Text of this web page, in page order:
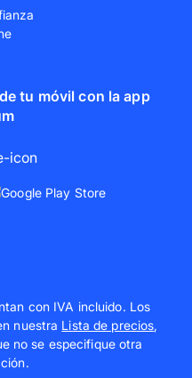
tu móvil con la app
con IVA incluido. Los
nuestra Lista de precios,
no se especifique otra